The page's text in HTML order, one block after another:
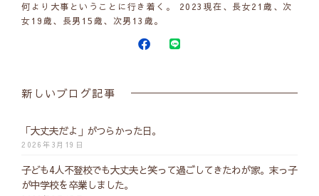
何より大事ということに行き着く。 2023現在、長女21歳、次
女19歳、長男15歳、次男13歳。
新しいブログ記事
「大丈夫だよ」がつらかった日。
2026年3月19日
子ども4人不登校でも大丈夫と笑って過ごしてきたわが家。末っ子
が中学校を卒業しました。